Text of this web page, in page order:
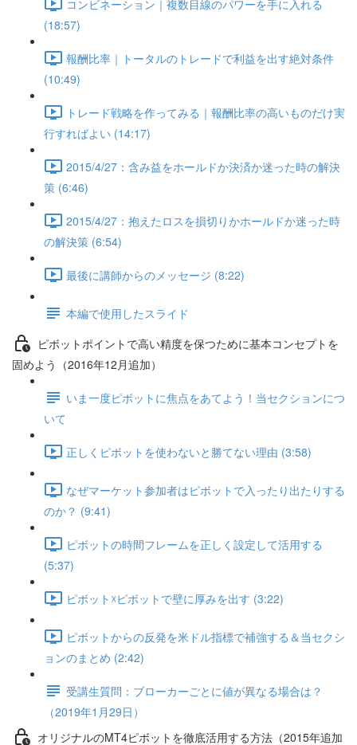
コンビネーション｜複数目線のパワーを手に入れる
(18:57)
報酬比率｜トータルのトレードで利益を出す絶対条件
(10:49)
トレード戦略を作ってみる｜報酬比率の高いものだけ実
行すればよい (14:17)
2015/4/27：含み益をホールドか決済か迷った時の解決
策 (6:46)
2015/4/27：抱えたロスを損切りかホールドか迷った時
の解決策 (6:54)
最後に講師からのメッセージ (8:22)
本編で使用したスライド
ピボットポイントで高い精度を保つために基本コンセプトを
固めよう（2016年12月追加）
いま一度ピボットに焦点をあてよう！当セクションにつ
いて
正しくピボットを使わないと勝てない理由 (3:58)
なぜマーケット参加者はピボットで入ったり出たりする
のか？ (9:41)
ピボットの時間フレームを正しく設定して活用する
(5:37)
ピボット☓ピボットで壁に厚みを出す (3:22)
ピボットからの反発を米ドル指標で補強する＆当セクシ
ョンのまとめ (2:42)
受講生質問：ブローカーごとに値が異なる場合は？
（2019年1月29日）
オリジナルのMT4ピボットを徹底活用する方法（2015年追加